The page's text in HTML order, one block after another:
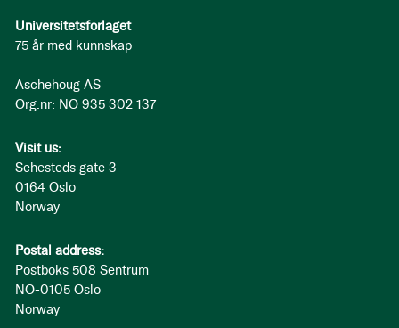
Universitetsforlaget
75 år med kunnskap
Aschehoug AS
Org.nr: NO 935 302 137
Visit us:
Sehesteds gate 3
0164 Oslo
Norway
Postal address:
Postboks 508 Sentrum
NO-0105 Oslo
Norway